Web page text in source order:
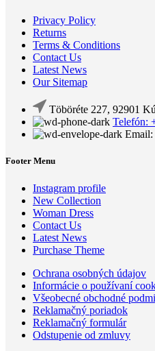
Privacy Policy
Returns
Terms & Conditions
Contact Us
Latest News
Our Sitemap
Töböréte 227, 92901
Telefón:
Email:
Footer Menu
Instagram profile
New Collection
Woman Dress
Contact Us
Latest News
Purchase Theme
Ochrana osobných údajov
Informácie o používaní
Všeobecné obchodné
Reklamačný poriadok
Reklamačný formulár
Odstupenie od zmluvy